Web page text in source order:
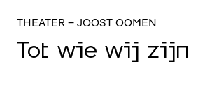
THEATER – JOOST OOMEN
Tot wie wij zijn